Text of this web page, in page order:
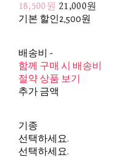
18,500원 21,000원
기본 할인 2,500원
배송비 -
함께 구매 시 배송비
절약 상품 보기
추가 금액
기종
선택하세요.
선택하세요.